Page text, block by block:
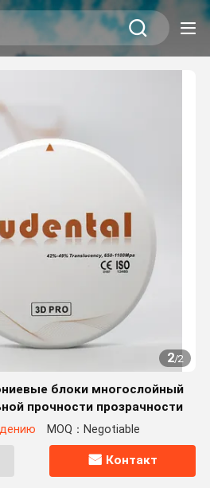
2/2
блоки многослойный
прочности прозрачности
MOQ：Negotiable
Контакт